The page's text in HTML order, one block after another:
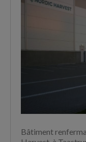
Bâtiment